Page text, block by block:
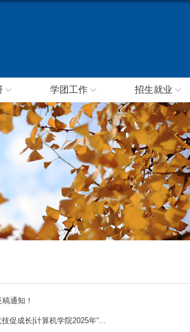
学团工作 招生就业
通知！
促成长|计算机学院2025年“...